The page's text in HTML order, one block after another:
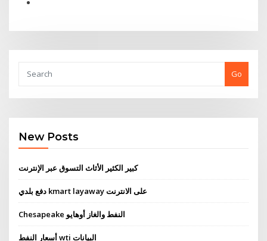
Go
New Posts
كبير الكثير الأثاث التسوق عبر الإنترنت
دفع بلدي kmart layaway على الانترنت
Chesapeake النفط والغاز أوهايو
أسعار النفط wti البيانات